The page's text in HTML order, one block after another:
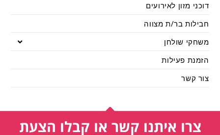
דוכני מזון לאירועים
חבילות בר/ת מצווה
משחקי שולחן
הזמנת פעילות
צור קשר
צרו איתנו קשר או קבלו הצעת